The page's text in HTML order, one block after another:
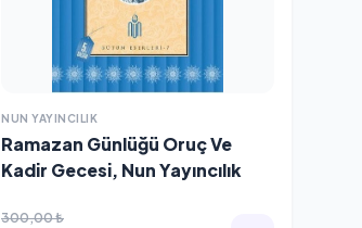
NUN YAYINCILIK
Ramazan Günlüğü Oruç Ve
Kadir Gecesi, Nun Yayıncılık
300,00 ₺